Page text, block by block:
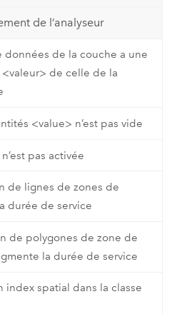
de l’analyseur
données de la couche a une
de celle de la
<value> n’est pas vide
pas activée
de lignes de zones de
durée de service
de polygones de zone de
la durée de service
index spatial dans la classe